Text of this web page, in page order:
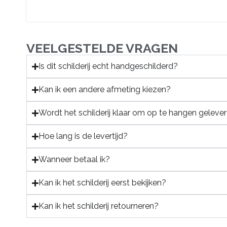
VEELGESTELDE VRAGEN
Is dit schilderij echt handgeschilderd?
Kan ik een andere afmeting kiezen?
Wordt het schilderij klaar om op te hangen
Hoe lang is de levertijd?
Wanneer betaal ik?
Kan ik het schilderij eerst bekijken?
Kan ik het schilderij retourneren?